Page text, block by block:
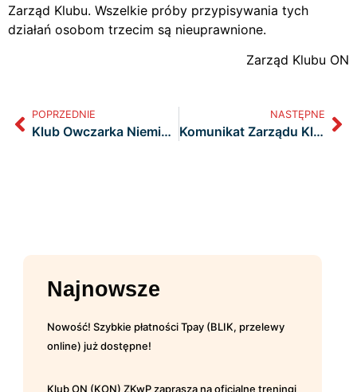
Zarząd Klubu. Wszelkie próby przypisywania tych
działań osobom trzecim są nieuprawnione.
Zarząd Klubu ON
POPRZEDNIE
Klub Owczarka Niemieckiego (KON) zaprasza na Wystawy Owczarków Niemieckich organizowane przez Klub Owczarka Niemieckiego (KON) ZKwP w 2026r.
NASTĘPNE
Komunikat Zarządu Klubu Owczarka Niemieckiego (KON) ZKwP.
Najnowsze
Nowość! Szybkie płatności Tpay (BLIK, przelewy
online) już dostępne!
Klub ON (KON) ZKwP zaprasza na oficjalne treningi